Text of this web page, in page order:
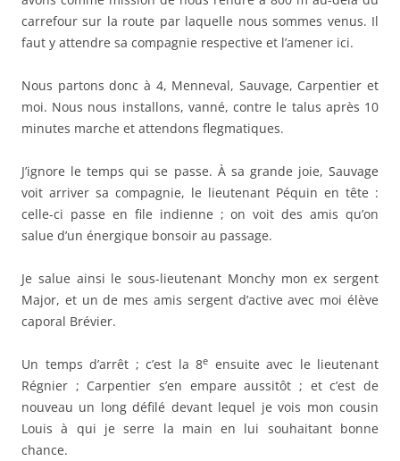
carrefour sur la route par laquelle nous sommes venus. Il
faut y attendre sa compagnie respective et l’amener ici.
Nous partons donc à 4, Menneval, Sauvage, Carpentier et
moi. Nous nous installons, vanné, contre le talus après 10
minutes marche et attendons flegmatiques.
J’ignore le temps qui se passe. À sa grande joie, Sauvage
voit arriver sa compagnie, le lieutenant Péquin en tête :
celle-ci passe en file indienne ; on voit des amis qu’on
salue d’un énergique bonsoir au passage.
Je salue ainsi le sous-lieutenant Monchy mon ex sergent
Major, et un de mes amis sergent d’active avec moi élève
caporal Brévier.
Un temps d’arrêt ; c’est la 8e ensuite avec le lieutenant
Régnier ; Carpentier s’en empare aussitôt ; et c’est de
nouveau un long défilé devant lequel je vois mon cousin
Louis à qui je serre la main en lui souhaitant bonne
chance.